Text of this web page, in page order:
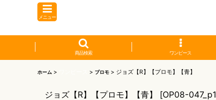
メニュー
商品検索 ワンピース
ホーム > > プロモ > ジョズ【R】【プロモ】【青】
ジョズ【R】【プロモ】【青】 [OP08-047_p1